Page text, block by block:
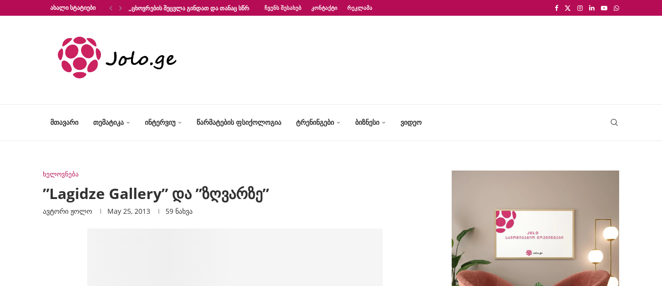
ᲐᲮᲐᲚᲘ ᲡᲢᲐᲢᲘᲔᲑᲘ „ᲪᲮᲝᲕᲠᲔᲑᲘᲡ ᲨᲔᲪᲕᲚᲐ ᲒᲘᲜᲓᲐᲗ ᲓᲐ ᲗᲐᲜᲐᲪ ᲡᲬᲠᲐᲤᲐᲓ?“ – ᲤᲡᲘᲥᲝᲚᲝᲒᲘᲡ...
ᲩᲕᲔᲜᲡ ᲨᲔᲡᲐᲮᲔᲑ ᲙᲝᲜᲢᲐᲥᲢᲘ ᲠᲔᲙᲚᲐᲛᲐ
ᲛᲗᲐᲕᲐᲠᲘ ᲗᲔᲛᲐᲢᲘᲙᲐ ᲘᲜᲢᲔᲠᲕᲘᲣ ᲬᲐᲠᲛᲐᲢᲔᲑᲘᲡ ᲤᲡᲘᲥᲝᲚᲝᲒᲘᲐ ᲢᲠᲔᲜᲘᲜᲒᲔᲑᲘ ᲑᲘᲖᲜᲔᲡᲘ ᲕᲘᲓᲔᲝ
ხელოვნება
”Lagidze Gallery” და ”ზღვარზე”
ავტორი Ჟოლო May 25, 2013 59 ნახვა